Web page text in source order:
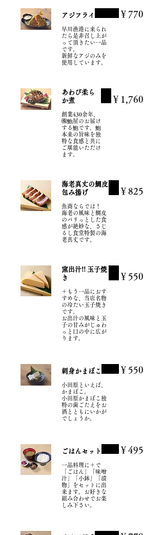
アジフライ
早川漁港に来られ
たら是非召し上が
って頂きたい一品
です。
新鮮なアジのみを
使用しています。
￥770
あわび柔ら
か煮
創業430余年、
㈱鮑屋のお届け
する鮑です。鮑
本来の旨味を独
特な食感と共に
ご堪能いただけ
ます。
￥1,760
海老真丈の鯛皮
包み揚げ
魚商ならでは！
海老の風味と鯛皮
のパリっとした食
感が絶妙な、さじ
るし食堂特製の海
￥825
窯出汁!! 玉子焼
き
＋もう一品におす
すめな、当店名物
の冷たい玉子焼き
です。
お出汁の風味と玉
子の甘みがじゅわ
っと口の中に広が
ります。
￥550
刺身かまぼこ
小田原といえば、
かまぼこ。
小田原かまぼこ独
特の歯ごたえをお
酒とともにいかが
でしょうか。
￥550
ごはんセット
一品料理に＋で
「ごはん」「味噌
汁」「小鉢」「漬
物」をセットに出
来ます。お好きな
組み合わせでお楽
しみ下さい。
￥495